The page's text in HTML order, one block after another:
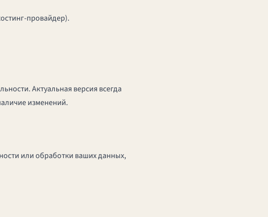
провайдер).
Актуальная версия всегда
изменений.
или обработки ваших данных,